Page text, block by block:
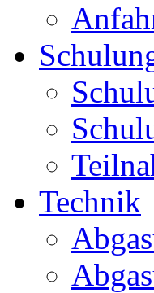
Technik